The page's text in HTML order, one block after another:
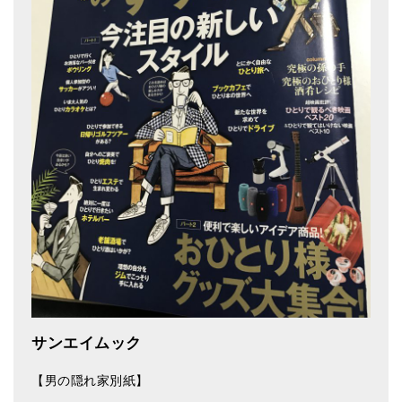
ティンシャケース
チベット・真マントラ香
お香定期購入（ラクとくサブスク）
チベット高僧のオラクルカード
ベル＆ドルジェ
シンギングボウル入門本・CD
アウトレット
オリジナルグッズ
神々とつながるジュエリー
ヒーリング・マンダラポスター
ロゴステッカー・ポストカード各種
サンエイムック
【男の隠れ家別紙】